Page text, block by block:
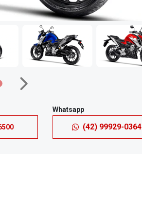
Próximo
Whatsapp
(42) 99929-0364